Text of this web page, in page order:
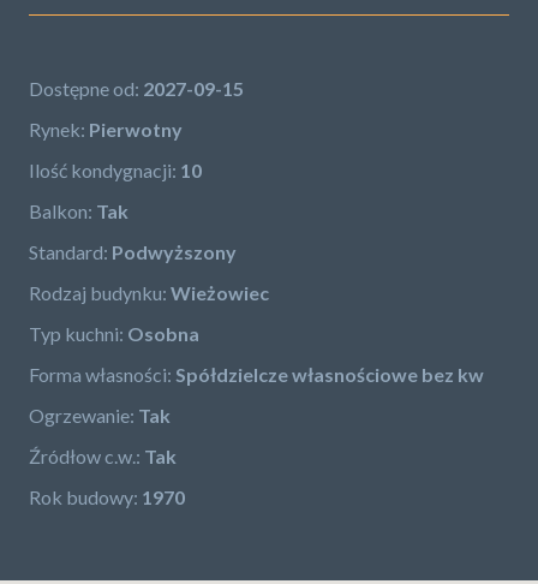
Dostępne od: 2027-09-15
Rynek: Pierwotny
Ilość kondygnacji: 10
Balkon: Tak
Standard: Podwyższony
Rodzaj budynku: Wieżowiec
Typ kuchni: Osobna
Forma własności: Spółdzielcze własnościowe bez kw
Ogrzewanie: Tak
Źródłow c.w.: Tak
Rok budowy: 1970